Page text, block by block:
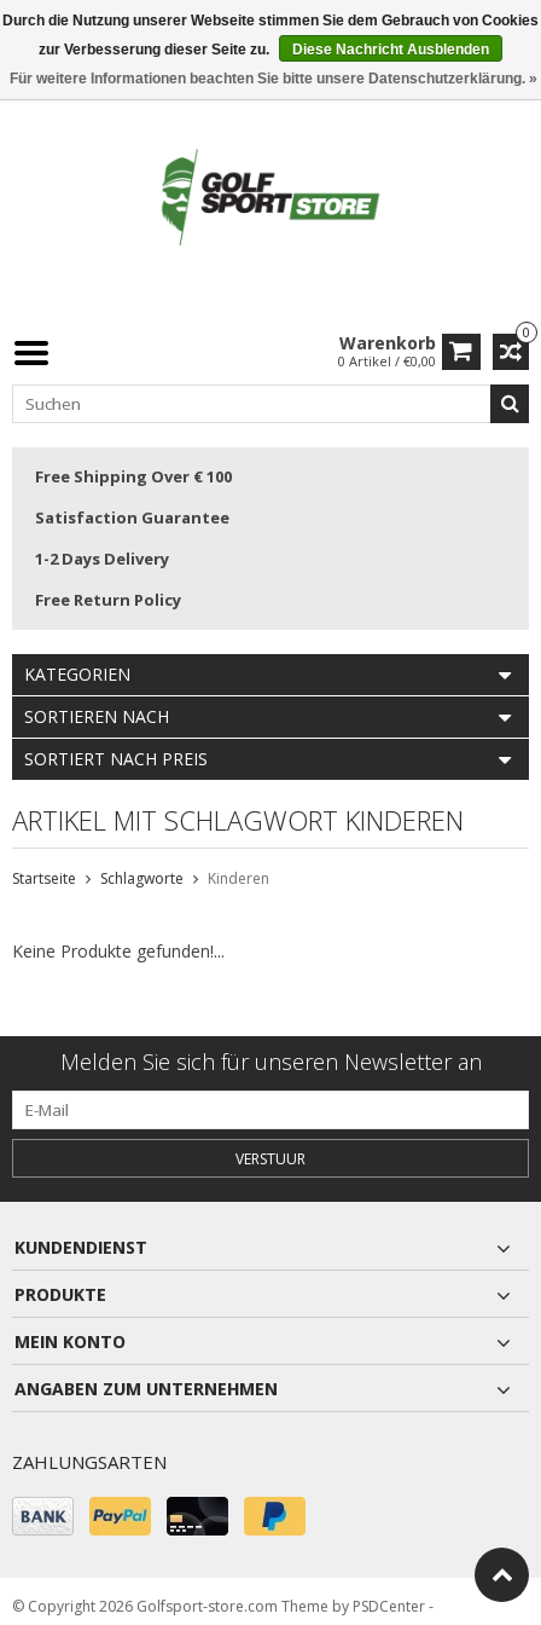
0
Warenkorb
0 Artikel / €0,00
Free Shipping Over € 100
Satisfaction Guarantee
1-2 Days Delivery
Free Return Policy
KATEGORIEN
SORTIEREN NACH
SORTIERT NACH PREIS
ARTIKEL MIT SCHLAGWORT KINDEREN
Startseite Schlagworte Kinderen
Keine Produkte gefunden!...
Melden Sie sich für unseren Newsletter an
VERSTUUR
KUNDENDIENST
PRODUKTE
MEIN KONTO
ANGABEN ZUM UNTERNEHMEN
ZAHLUNGSARTEN
© Copyright 2026 Golfsport-store.com Theme by PSDCenter-
Durch die Nutzung unserer Webseite stimmen Sie dem Gebrauch von Cookies
zur Verbesserung dieser Seite zu.
Diese Nachricht Ausblenden
Für weitere Informationen beachten Sie bitte unsere Datenschutzerklärung. »